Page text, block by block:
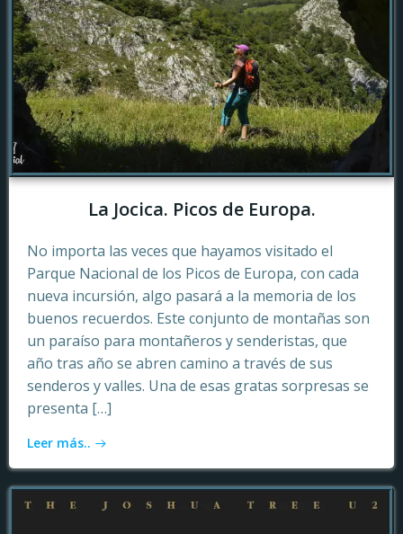
La Jocica. Picos de Europa.
No importa las veces que hayamos visitado el
Parque Nacional de los Picos de Europa, con cada
nueva incursión, algo pasará a la memoria de los
buenos recuerdos. Este conjunto de montañas son
un paraíso para montañeros y senderistas, que
año tras año se abren camino a través de sus
senderos y valles. Una de esas gratas sorpresas se
presenta […]
Leer más..